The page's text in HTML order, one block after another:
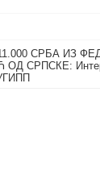
СРБА ИЗ
СРПСКЕ: